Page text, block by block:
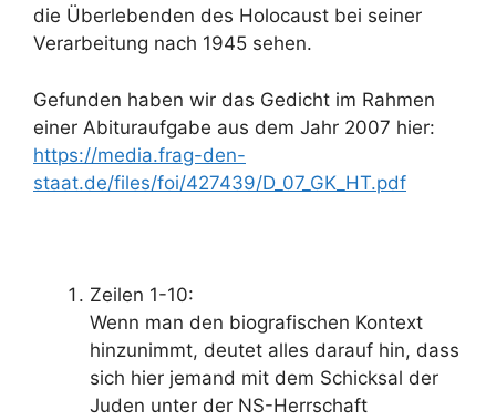
die Überlebenden des Holocaust bei seiner
Verarbeitung nach 1945 sehen.
Gefunden haben wir das Gedicht im Rahmen
einer Abituraufgabe aus dem Jahr 2007 hier:
https://media.frag-den-
staat.de/files/foi/427439/D_07_GK_HT.pdf
Zeilen 1-10:
Wenn man den biografischen Kontext
hinzunimmt, deutet alles darauf hin, dass
sich hier jemand mit dem Schicksal der
Juden unter der NS-Herrschaft